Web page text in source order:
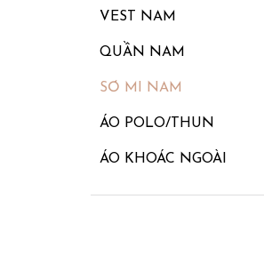
VEST NAM
QUẦN NAM
SƠ MI NAM
ÁO POLO/THUN
ÁO KHOÁC NGOÀI